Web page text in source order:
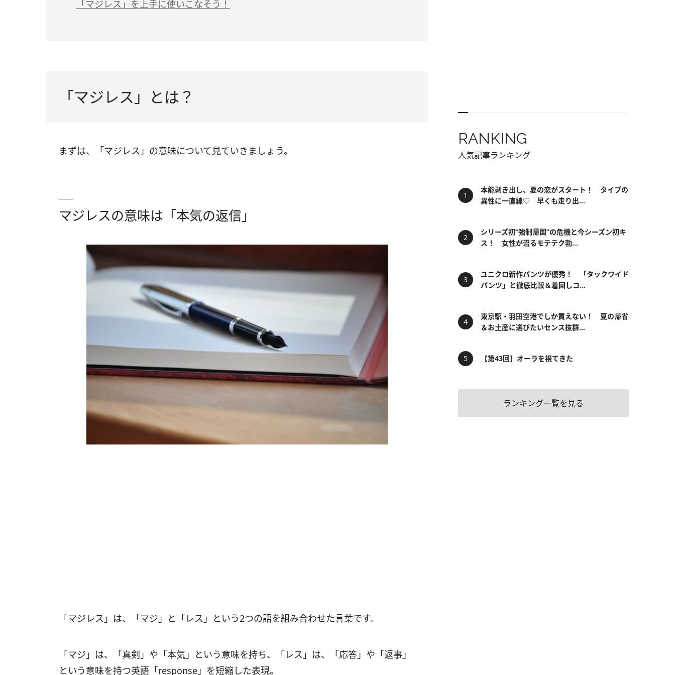
「マジレス」を上手に使いこなそう！
「マジレス」とは？
まずは、「マジレス」の意味について見ていきましょう。
マジレスの意味は「本気の返信」
「マジレス」は、「マジ」と「レス」という2つの語を組み合わせた言葉です。
「マジ」は、「真剣」や「本気」という意味を持ち、「レス」は、「応答」や「返事」
という意味を持つ英語「response」を短縮した表現。
RANKING
人気記事ランキング
本能剥き出し、夏の恋がスタート！ タイプの
異性に一直線♡ 早くも走り出...
シリーズ初“強制帰国”の危機と今シーズン初キ
ス！ 女性が沼るモテテク勃...
ユニクロ新作パンツが優秀！ 「タックワイド
パンツ」と徹底比較＆着回しコ...
東京駅・羽田空港でしか買えない！ 夏の帰省
＆お土産に選びたいセンス抜群...
【第43回】オーラを視てきた
ランキング一覧を見る